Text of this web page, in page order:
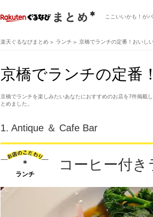
ここいいかも！が
楽天ぐるなびまとめ ランチ 京橋でランチの定番！おいし
京橋でランチの定番
京橋でランチを楽しみたいあなたにおすすめのお店を7件掲載
とめました。
1. Antique ＆ Cafe Bar
ランチ
コーヒー付き